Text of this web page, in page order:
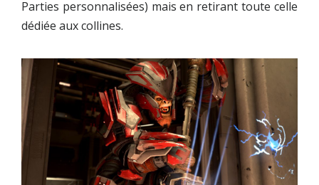
Parties personnalisées) mais en retirant toute celle
dédiée aux collines.